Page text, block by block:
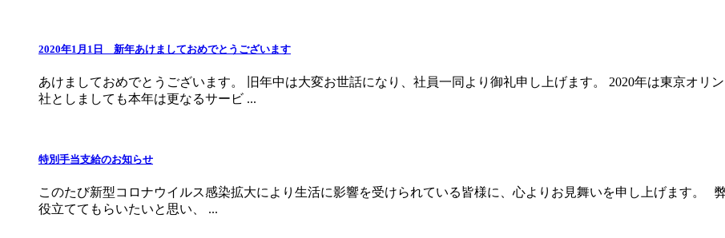
2020年1月1日 新年あけましておめでとうございます
あけましておめでとうございます。 旧年中は大変お世話になり、社員一同より御礼申し上げます。 2020年は東京オリ
社としましても本年は更なるサービ ...
特別手当支給のお知らせ
このたび新型コロナウイルス感染拡大により生活に影響を受けられている皆様に、心よりお見舞いを申し上げます。
役立ててもらいたいと思い、 ...